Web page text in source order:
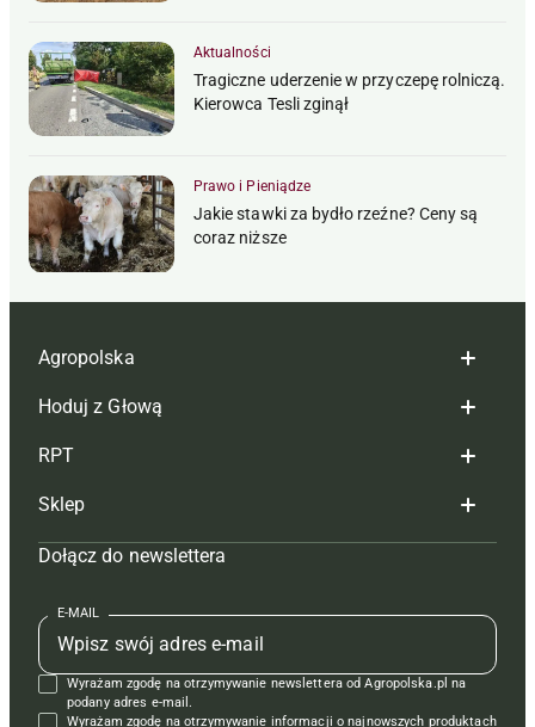
Aktualności
Tragiczne uderzenie w przyczepę rolniczą.
Kierowca Tesli zginął
Prawo i Pieniądze
Jakie stawki za bydło rzeźne? Ceny są
coraz niższe
Agropolska
Redakcja
Reklama
Tagi
Mapa serwisu
Kontakt
Regulamin
Polityka prywatności
Hoduj z Głową
Hoduj z głową bydło
Hoduj z głową świnie
Prenumerata
Redakcja
Kontakt
Reklama
RPT
Redakcja
Prenumerata
Reklama
Kontakt
Krzyżówki
Sklep
Czasopisma i prenumerata
Książki
Regulamin
Dołącz do newslettera
E-MAIL
Wyrażam zgodę na otrzymywanie newslettera od Agropolska.pl na
podany adres e-mail.
Wyrażam zgodę na otrzymywanie informacji o najnowszych produktach